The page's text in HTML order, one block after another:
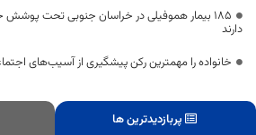
۱۸۵ بیمار هموفیلی در خراسان جنوبی تحت
دارند
خانواده را مهمترین رکن پیشگیری از آسیب‌های
پربازدیدترین ها